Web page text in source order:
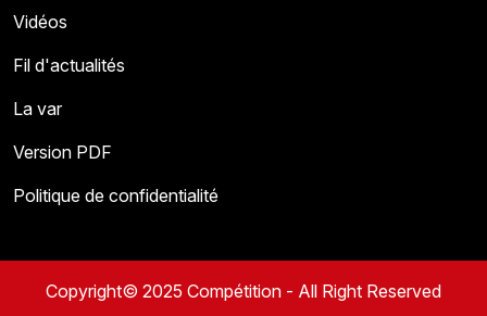
Vidéos
Fil d'actualités
La var
Version PDF
Politique de confidentialité
Copyright© 2025 Compétition - All Right Reserved